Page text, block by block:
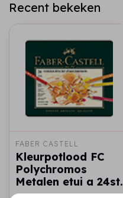
Recent bekeken
FABER CASTELL
Kleurpotlood FC
Polychromos
Metalen etui a 24st.